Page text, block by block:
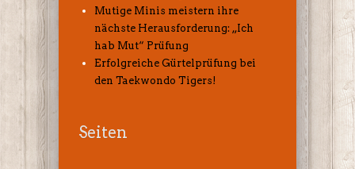
Mutige Minis meistern ihre
nächste Herausforderung: „Ich
hab Mut“ Prüfung
Erfolgreiche Gürtelprüfung bei
den Taekwondo Tigers!
Seiten